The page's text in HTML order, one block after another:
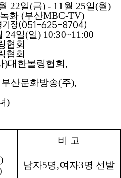
22일(금) - 11 월 25일(월)
화 (부산MBC-TV)
기장(051-625-8704)
24일(일) 10:30~11:00
협회
협회
)대한볼링협회 ,
부산문화방송(주),
)
비 고
)
남자5명,여자3명 선발